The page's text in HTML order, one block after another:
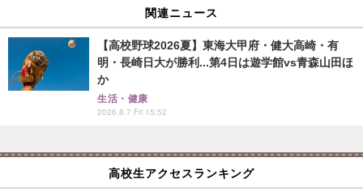
関連ニュース
【高校野球2026夏】東海大甲府・健大高崎・有
明・長崎日大が勝利...第4日は遊学館vs青森山田ほ
か
生活・健康
2026.8.7 Fri 15:52
高校生アクセスランキング